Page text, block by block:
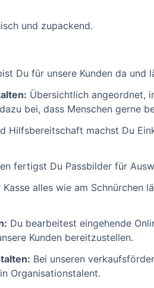
und zupackend.
Du für unsere Kunden da und
Übersichtlich angeordnet,
bei, dass Menschen gerne
Hilfsbereitschaft machst Du
fertigst Du Passbilder für
alles wie am Schnürchen
Du bearbeitest eingehende
Kunden bereitzustellen.
Bei unseren
Organisationstalent.